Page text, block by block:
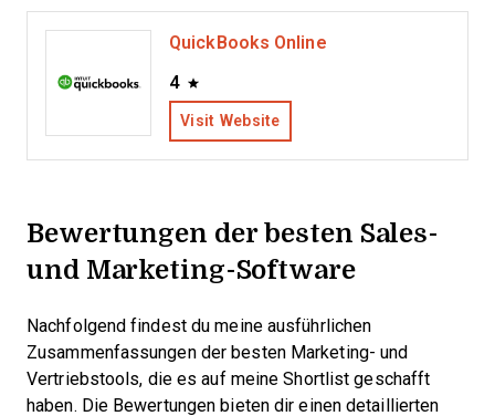
QuickBooks Online
4
Visit Website
Bewertungen der besten Sales-
und Marketing-Software
Nachfolgend findest du meine ausführlichen
Zusammenfassungen der besten Marketing- und
Vertriebstools, die es auf meine Shortlist geschafft
haben. Die Bewertungen bieten dir einen detaillierten